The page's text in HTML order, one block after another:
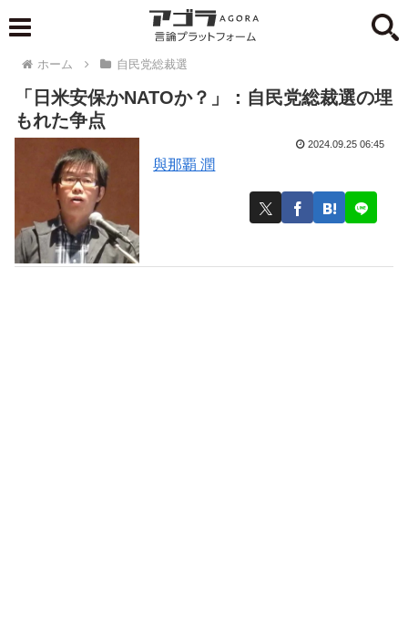
ホーム 自民党総裁選
「日米安保かNATOか？」：自民党総裁選の埋
もれた争点
與那覇 潤
2024.09.25 06:45